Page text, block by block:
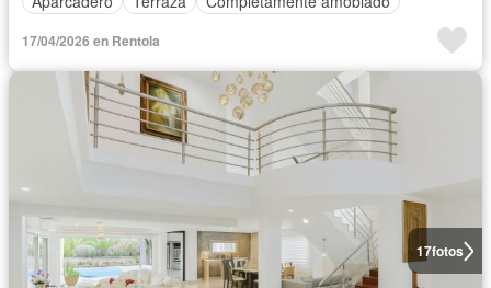
17/04/2026 en Rentola
17fotos